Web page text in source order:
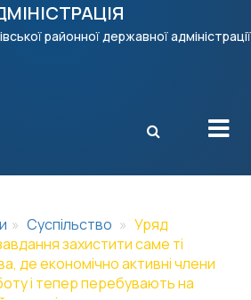
районної державної адміністрації
Суспільство
Уряд
захистити саме ті
де економічно активні члени
і тепер перебувають на